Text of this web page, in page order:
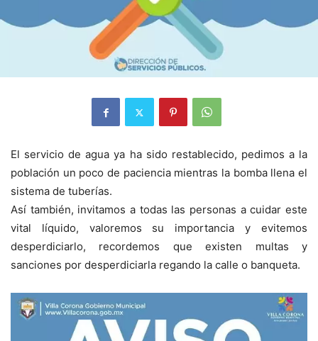
El servicio de agua ya ha sido restablecido, pedimos a la
población un poco de paciencia mientras la bomba llena el
sistema de tuberías.
Así también, invitamos a todas las personas a cuidar este
vital líquido, valoremos su importancia y evitemos
desperdiciarlo, recordemos que existen multas y
sanciones por desperdiciarla regando la calle o banqueta.